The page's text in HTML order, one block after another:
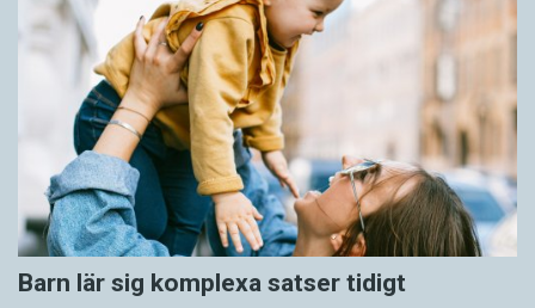
Barn lär sig komplexa satser tidigt